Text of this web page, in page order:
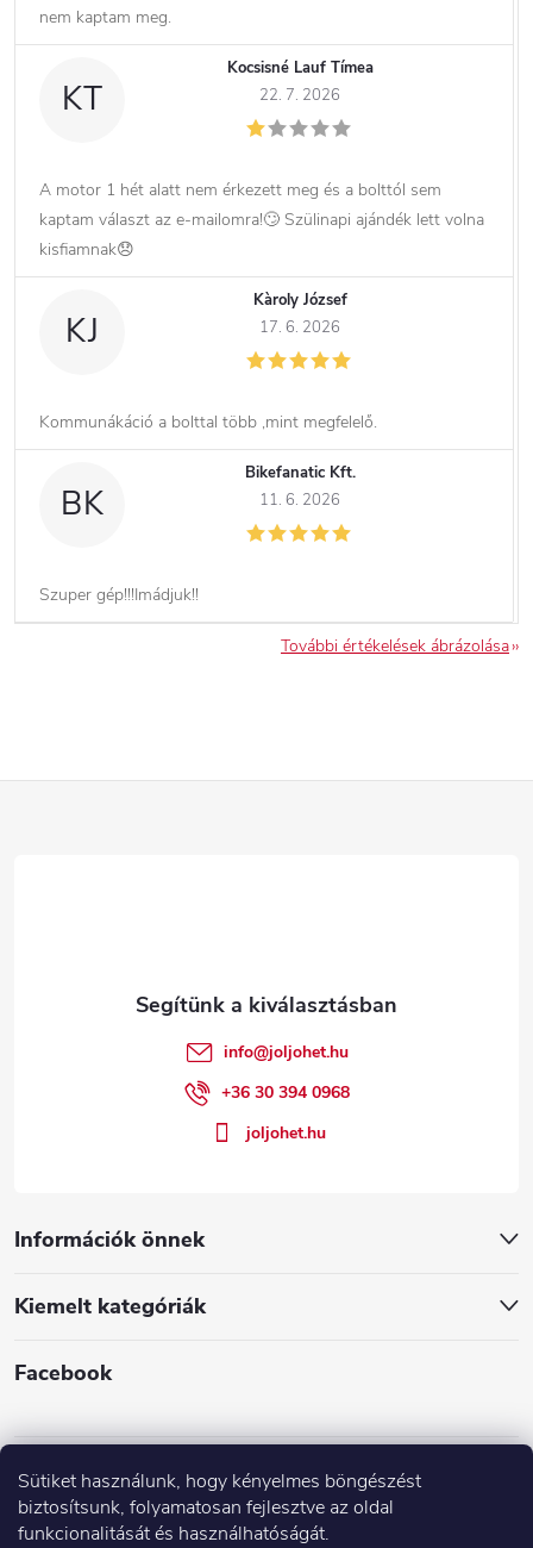
Sütiket használunk, hogy kényelmes böngészést
biztosítsunk, folyamatosan fejlesztve az oldal
funkcionalitását és használhatóságát.
nem kaptam meg.
KT
Kocsisné Lauf Tímea
22. 7. 2026
A motor 1 hét alatt nem érkezett meg és a bolttól sem
kaptam választ az e-mailomra!🙄 Szülinapi ajándék lett volna
kisfiamnak😞
KJ
Kàroly József
17. 6. 2026
Kommunákáció a bolttal több ,mint megfelelő.
BK
Bikefanatic Kft.
11. 6. 2026
Szuper gép!!!Imádjuk!!
További értékelések ábrázolása
Információk önnek
Kiemelt kategóriák
Facebook
info@joljohet.hu
+36 30 394 0968
joljohet.hu
Árak és paraméterek összehasonlítása az Árukeresőn